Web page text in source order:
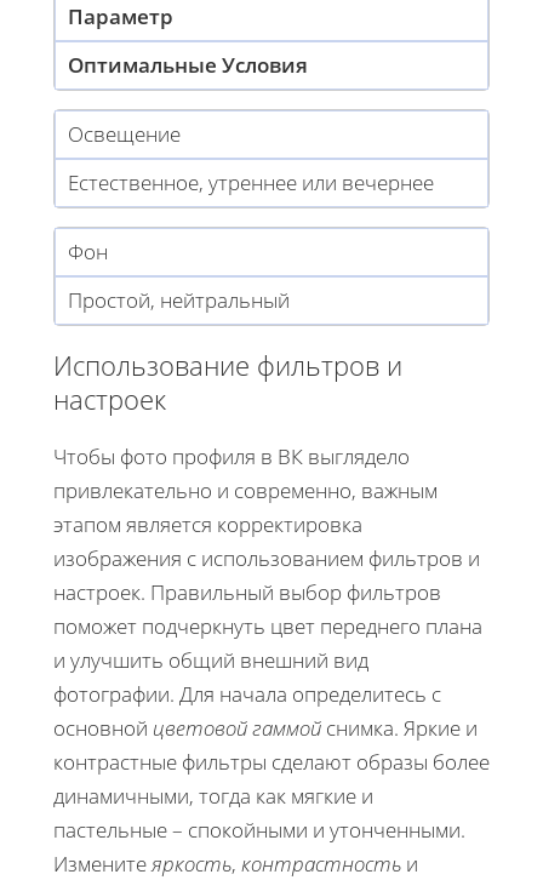
Параметр
Оптимальные Условия
Освещение
Естественное, утреннее или вечернее
Фон
Простой, нейтральный
Использование фильтров и
настроек
Чтобы фото профиля в ВК выглядело
привлекательно и современно, важным
этапом является корректировка
изображения с использованием фильтров и
настроек. Правильный выбор фильтров
поможет подчеркнуть цвет переднего плана
и улучшить общий внешний вид
фотографии. Для начала определитесь с
основной цветовой гаммой снимка. Яркие и
контрастные фильтры сделают образы более
динамичными, тогда как мягкие и
пастельные – спокойными и утонченными.
Изменитеяркость, контрастность и